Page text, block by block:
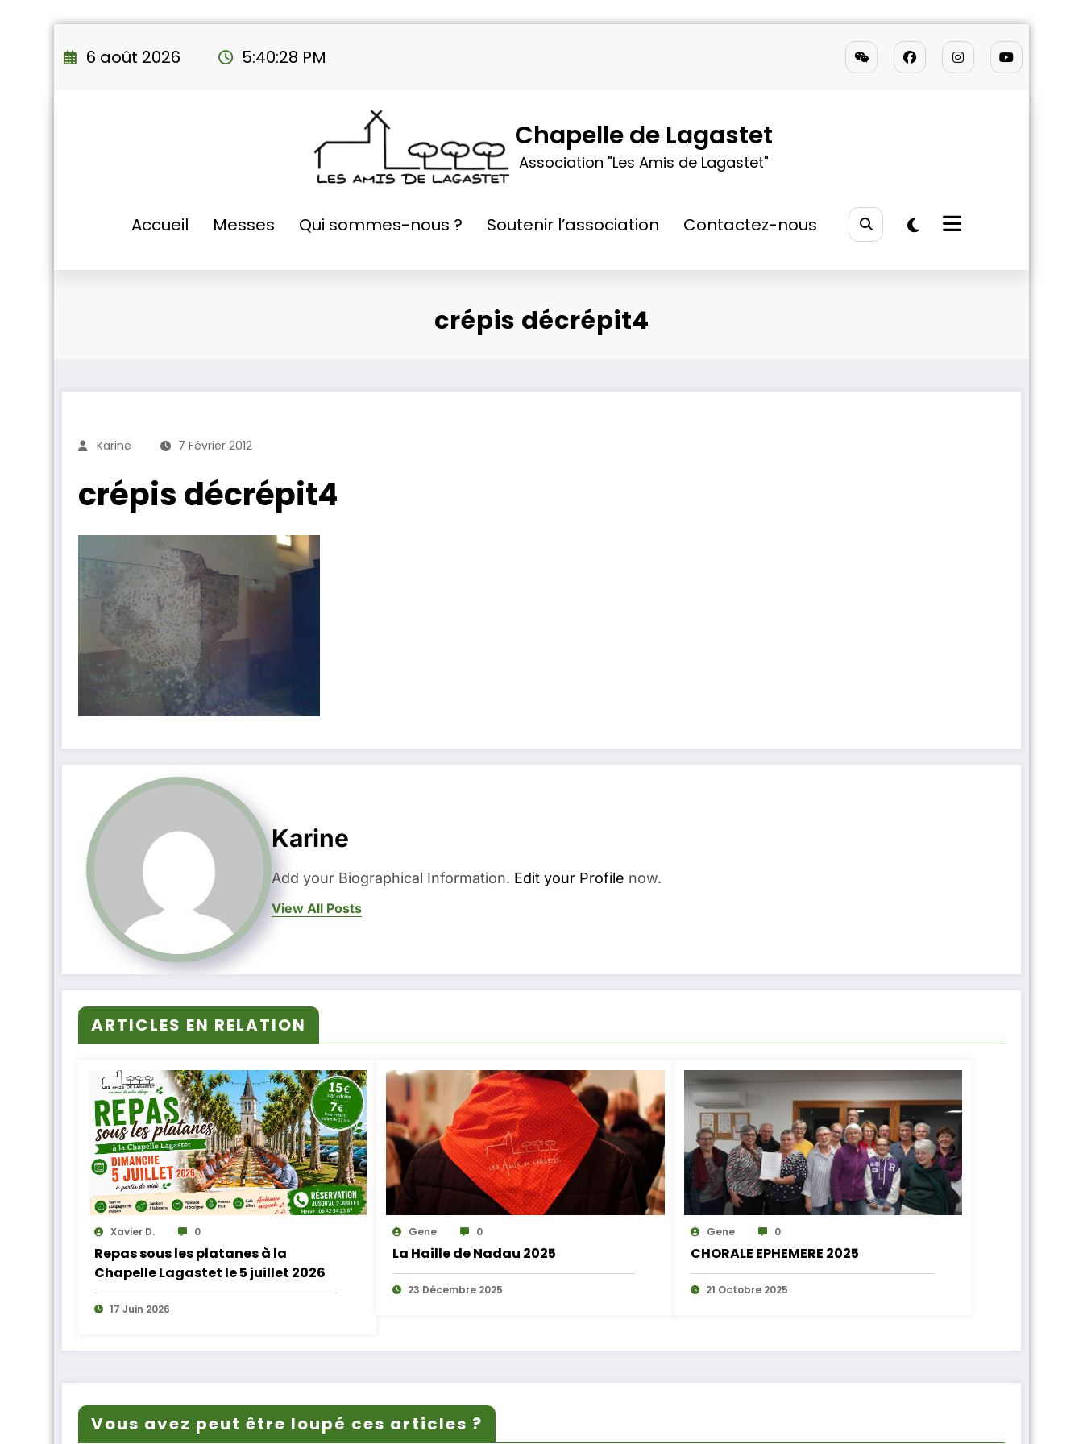
au
6 août 2026 5:40:29 PM
Chapelle de Lagastet
Association "Les Amis de Lagastet"
Accueil Messes Qui sommes-nous ? Soutenir l’association Contactez-nous
crépis décrépit4
Karine 7 Février 2012
crépis décrépit4
Karine
Add your Biographical Information. Edit your Profile now.
View All Posts
ARTICLES EN RELATION
Xavier D. 0
Repas sous les platanes à la
Chapelle Lagastet le 5 juillet 2026
17 Juin 2026
Gene 0
La Haille de Nadau 2025
23 Décembre 2025
Gene 0
CHORALE EPHEMERE 2025
21 Octobre 2025
Vous avez peut être loupé ces articles ?